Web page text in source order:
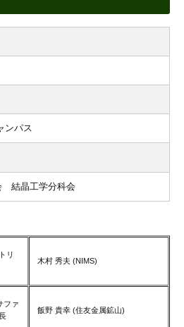
ンパス
結晶工学分科会
リ
木村 秀夫 (NIMS)
ファ
飯野 貴幸 (住友金属鉱山)